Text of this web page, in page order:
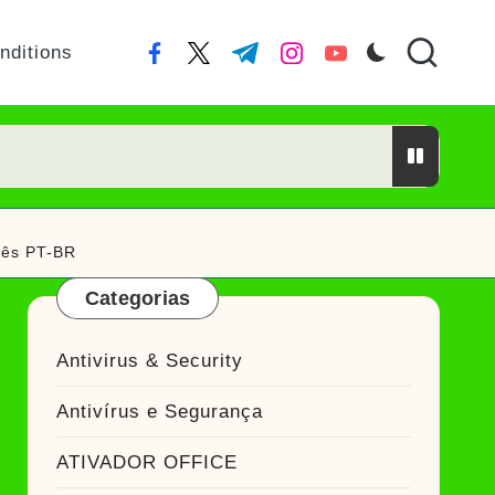
facebook.com
twitter.com
t.me instagram.com
youtube.com
Crackeado
Crackeado
PT-BR
Categorias
Antivirus & Security
Antivírus e Segurança
ATIVADOR OFFICE